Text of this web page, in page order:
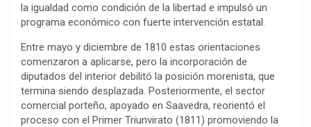
la igualdad como condición de la libertad e impulsó un
programa económico con fuerte intervención estatal.
Entre mayo y diciembre de 1810 estas orientaciones
comenzaron a aplicarse, pero la incorporación de
diputados del interior debilitó la posición morenista, que
termina siendo desplazada. Posteriormente, el sector
comercial porteño, apoyado en Saavedra, reorientó el
proceso con el Primer Triunvirato (1811) promoviendo la